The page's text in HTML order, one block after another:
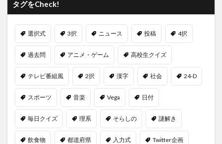
タグをCheck!
選択式 3択 ニュース 投稿 4択
過去問 アニメ・ゲーム 高校生クイズ
テレビ番組風 2択 漢字 社会 24-D
スポーツ 音楽 Vega 日付
毎日クイズ 理系 そらしの 謎解き
飲食物 都道府県 入力式 Twitter企画